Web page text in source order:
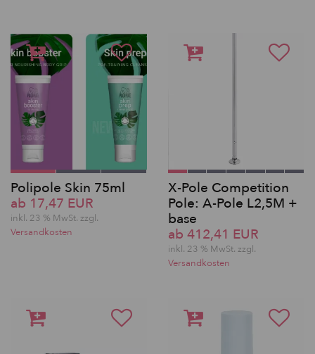
Polipole Skin 75ml
ab 17,47 EUR
inkl. 23 % MwSt. zzgl.
Versandkosten
X-Pole Competition
Pole: A-Pole L2,5M +
base
ab 412,41 EUR
inkl. 23 % MwSt. zzgl.
Versandkosten